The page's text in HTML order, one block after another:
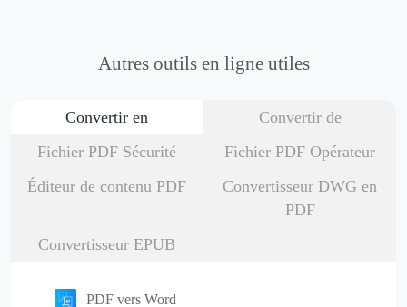
Autres outils en ligne utiles
Convertir en
Convertir de
Fichier PDF Sécurité
Fichier PDF Opérateur
Éditeur de contenu PDF
Convertisseur DWG en
PDF
Convertisseur EPUB
PDF vers Word